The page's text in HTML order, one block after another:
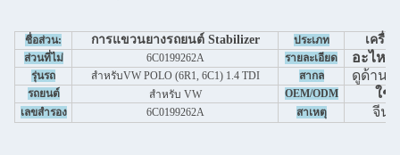
ชื่อส่วน: การแขวนยางรถยนต์ Stabilizer ประเภท เครื่อง
ส่วนที่ไม่ 6C0199262A รายละเอียด อะไหล่
รุ่นรถ สําหรับVW POLO (6R1, 6C1) 1.4 TDI สากล ดูด้านล่
รถยนต์ สําหรับ VW OEM/ODM ใช่
เลขสํารอง 6C0199262A สาเหตุ จีน